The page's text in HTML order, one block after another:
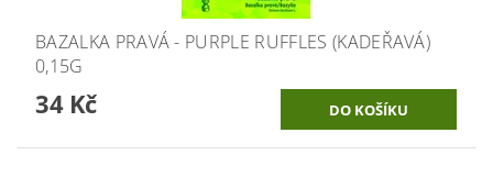
BAZALKA PRAVÁ - PURPLE RUFFLES (KADEŘAVÁ)
0,15G
34 Kč